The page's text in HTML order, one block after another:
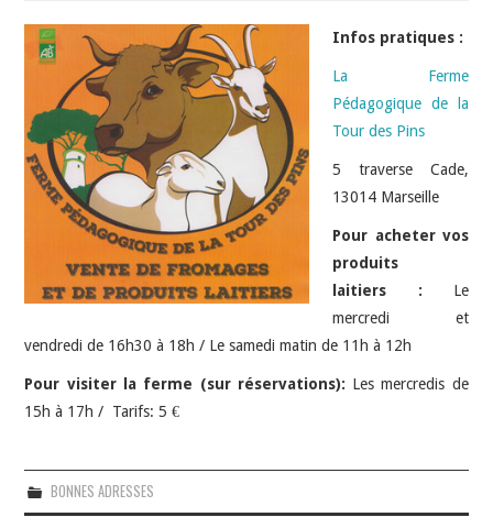
Infos pratiques :
La Ferme
Pédagogique de la
Tour des Pins
5 traverse Cade,
13014 Marseille
Pour acheter vos
produits
laitiers : Le
mercredi et
vendredi de 16h30 à 18h / Le samedi matin de 11h à 12h
Pour visiter la ferme (sur réservations): Les mercredis de
15h à 17h / Tarifs: 5 €
BONNES ADRESSES